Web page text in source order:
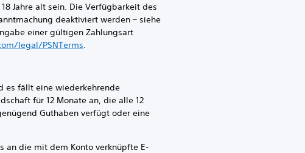
Jahre alt sein. Die Verfügbarkeit des
deaktiviert werden – siehe
einer gültigen Zahlungsart
legal/PSNTerms.
es fällt eine wiederkehrende
für 12 Monate an, die alle 12
Guthaben verfügt oder eine
die mit dem Konto verknüpfte E-